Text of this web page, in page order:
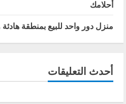
أحلامك
منزل دور واحد للبيع بمنطقة
أحدث التعليقات